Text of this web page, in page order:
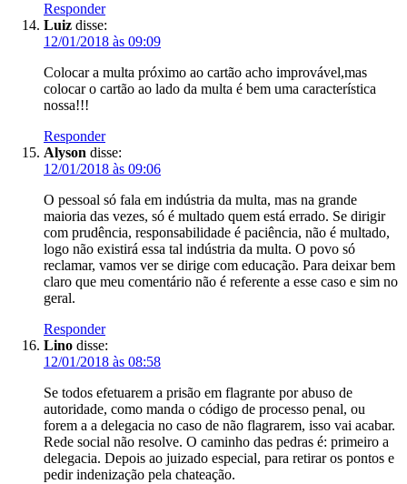
Responder
Luiz disse:
12/01/2018 às 09:09
Colocar a multa próximo ao cartão acho improvável,mas
colocar o cartão ao lado da multa é bem uma característica
nossa!!!
Responder
Alyson disse:
12/01/2018 às 09:06
O pessoal só fala em indústria da multa, mas na grande
maioria das vezes, só é multado quem está errado. Se dirigir
com prudência, responsabilidade é paciência, não é multado,
logo não existirá essa tal indústria da multa. O povo só
reclamar, vamos ver se dirige com educação. Para deixar bem
claro que meu comentário não é referente a esse caso e sim no
geral.
Responder
Lino disse:
12/01/2018 às 08:58
Se todos efetuarem a prisão em flagrante por abuso de
autoridade, como manda o código de processo penal, ou
forem a a delegacia no caso de não flagrarem, isso vai acabar.
Rede social não resolve. O caminho das pedras é: primeiro a
delegacia. Depois ao juizado especial, para retirar os pontos e
pedir indenização pela chateação.